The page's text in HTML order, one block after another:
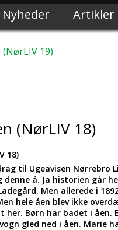
Nyheder Artikler
19)
(NørLIV 18)
18)
til Ugeavisen
denne å. Ja historien går
Men allerede i
hele åen blev ikke
her. Børn har badet i åen.
gled ned i åen. Marie